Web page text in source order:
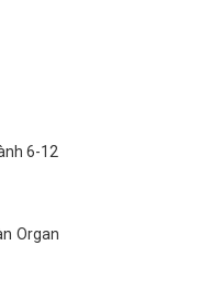
6-12
Organ